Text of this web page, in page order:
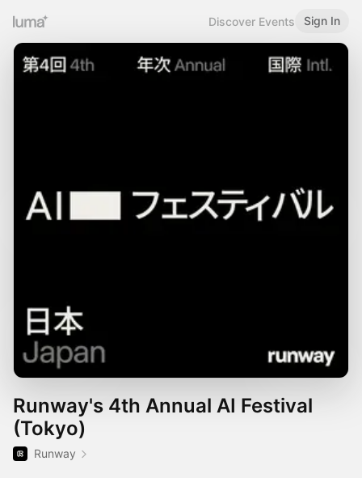
Discover Events Sign In
Runway's 4th Annual AI Festival
(Tokyo)
Runway